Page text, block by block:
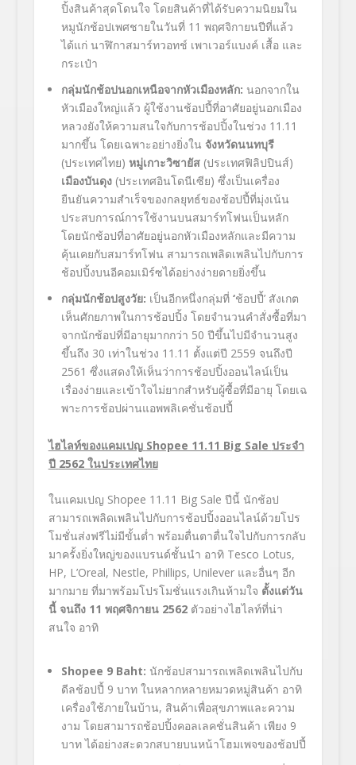
ปิ้งสินค้าสุดโดนใจ โดยสินค้าที่ได้รับความนิยมใน
หมูนักช้อปเพศชายในวันที่ 11 พฤศจิกายนปีที่แล้ว
ได้แก่ นาฬิกาสมาร์ทวอทช์ เพาเวอร์แบงค์ เสื้อ และ
กระเป๋า
กลุ่มนักช้อปนอกเหนือจากหัวเมืองหลัก: นอกจากใน
หัวเมืองใหญ่แล้ว ผู้ใช้งานช้อปปี้ที่อาศัยอยู่นอกเมือง
หลวงยังให้ความสนใจกับการช้อปปิ้งในช่วง 11.11
มากขึ้น โดยเฉพาะอย่างยิ่งใน จังหวัดนนทบุรี
(ประเทศไทย) หมู่เกาะวิซายัส (ประเทศฟิลิปปินส์)
เมืองบันดุง (ประเทศอินโดนีเซีย) ซึ่งเป็นเครื่อง
ยืนยันความสำเร็จของกลยุทธ์ของช้อปปี้ที่มุ่งเน้น
ประสบการณ์การใช้งานบนสมาร์ทโฟนเป็นหลัก
โดยนักช้อปที่อาศัยอยู่นอกหัวเมืองหลักและมีความ
คุ้นเคยกับสมาร์ทโฟน สามารถเพลิดเพลินไปกับการ
ช้อปปิ้งบนอีคอมเมิร์ซได้อย่างง่ายดายยิ่งขึ้น
กลุ่มนักช้อปสูงวัย: เป็นอีกหนึ่งกลุ่มที่ ‘ช้อปปี้’ สังเกต
เห็นศักยภาพในการช้อปปิ้ง โดยจำนวนคำสั่งซื้อที่มา
จากนักช้อปที่มีอายุมากกว่า 50 ปีขึ้นไปมีจำนวนสูง
ขึ้นถึง 30 เท่าในช่วง 11.11 ตั้งแต่ปี 2559 จนถึงปี
2561 ซึ่งแสดงให้เห็นว่าการช้อปปิ้งออนไลน์เป็น
เรื่องง่ายและเข้าใจไม่ยากสำหรับผู้ซื้อที่มีอายุ โดยเฉ
พาะการช้อปผ่านแอพพลิเคชั่นช้อปปี้
ไฮไลท์ของแคมเปญ Shopee 11.11 Big Sale ประจำ
ปี 2562 ในประเทศไทย
ในแคมเปญ Shopee 11.11 Big Sale ปีนี้ นักช้อป
สามารถเพลิดเพลินไปกับการช้อปปิ้งออนไลน์ด้วยโปร
โมชั่นส่งฟรีไม่มีขั้นต่ำ พร้อมตื่นตาตื่นใจไปกับการกลับ
มาครั้งยิ่งใหญ่ของแบรนด์ชั้นนำ อาทิ Tesco Lotus,
HP, L’Oreal, Nestle, Phillips, Unilever และอื่นๆ อีก
มากมาย ที่มาพร้อมโปรโมชั่นแรงเกินห้ามใจ ตั้งแต่วัน
นี้ จนถึง 11 พฤศจิกายน 2562 ตัวอย่างไฮไลท์ที่น่า
สนใจ อาทิ
Shopee 9 Baht: นักช้อปสามารถเพลิดเพลินไปกับ
ดีลช้อปปี้ 9 บาท ในหลากหลายหมวดหมู่สินค้า อาทิ
เครื่องใช้ภายในบ้าน, สินค้าเพื่อสุขภาพและความ
งาม โดยสามารถช้อปปิ้งคอลเลคชั่นสินค้า เพียง 9
บาท ได้อย่างสะดวกสบายบนหน้าโฮมเพจของช้อปปี้